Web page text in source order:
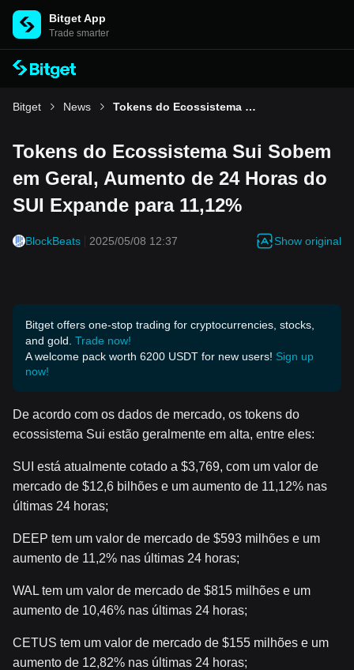
Bitget App
Trade smarter
Bitget News Tokens do Ecossistema Sui Sobem em Geral, Aumento de 24 Horas do SUI Expande para 11,12%
Tokens do Ecossistema Sui Sobem
em Geral, Aumento de 24 Horas do
SUI Expande para 11,12%
BlockBeats 2025/05/08 12:37 Show original
Bitget offers one-stop trading for cryptocurrencies, stocks,
and gold. Trade now!
A welcome pack worth 6200 USDT for new users! Sign up
now!
De acordo com os dados de mercado, os tokens do
ecossistema Sui estão geralmente em alta, entre eles:
SUI está atualmente cotado a $3,769, com um valor de
mercado de $12,6 bilhões e um aumento de 11,12% nas
últimas 24 horas;
DEEP tem um valor de mercado de $593 milhões e um
aumento de 11,2% nas últimas 24 horas;
WAL tem um valor de mercado de $815 milhões e um
aumento de 10,46% nas últimas 24 horas;
CETUS tem um valor de mercado de $155 milhões e um
aumento de 12,82% nas últimas 24 horas;